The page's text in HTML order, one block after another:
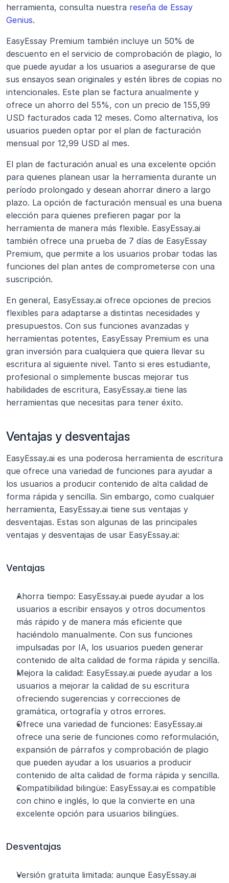
herramienta, consulta nuestra reseña de Essay
Genius.
EasyEssay Premium también incluye un 50% de
descuento en el servicio de comprobación de plagio, lo
que puede ayudar a los usuarios a asegurarse de que
sus ensayos sean originales y estén libres de copias no
intencionales. Este plan se factura anualmente y
ofrece un ahorro del 55%, con un precio de 155,99
USD facturados cada 12 meses. Como alternativa, los
usuarios pueden optar por el plan de facturación
mensual por 12,99 USD al mes.
El plan de facturación anual es una excelente opción
para quienes planean usar la herramienta durante un
período prolongado y desean ahorrar dinero a largo
plazo. La opción de facturación mensual es una buena
elección para quienes prefieren pagar por la
herramienta de manera más flexible. EasyEssay.ai
también ofrece una prueba de 7 días de EasyEssay
Premium, que permite a los usuarios probar todas las
funciones del plan antes de comprometerse con una
suscripción.
En general, EasyEssay.ai ofrece opciones de precios
flexibles para adaptarse a distintas necesidades y
presupuestos. Con sus funciones avanzadas y
herramientas potentes, EasyEssay Premium es una
gran inversión para cualquiera que quiera llevar su
escritura al siguiente nivel. Tanto si eres estudiante,
profesional o simplemente buscas mejorar tus
habilidades de escritura, EasyEssay.ai tiene las
herramientas que necesitas para tener éxito.
Ventajas y desventajas
EasyEssay.ai es una poderosa herramienta de escritura
que ofrece una variedad de funciones para ayudar a
los usuarios a producir contenido de alta calidad de
forma rápida y sencilla. Sin embargo, como cualquier
herramienta, EasyEssay.ai tiene sus ventajas y
desventajas. Estas son algunas de las principales
ventajas y desventajas de usar EasyEssay.ai:
Ventajas
Ahorra tiempo: EasyEssay.ai puede ayudar a los
usuarios a escribir ensayos y otros documentos
más rápido y de manera más eficiente que
haciéndolo manualmente. Con sus funciones
impulsadas por IA, los usuarios pueden generar
contenido de alta calidad de forma rápida y sencilla.
Mejora la calidad: EasyEssay.ai puede ayudar a los
usuarios a mejorar la calidad de su escritura
ofreciendo sugerencias y correcciones de
gramática, ortografía y otros errores.
Ofrece una variedad de funciones: EasyEssay.ai
ofrece una serie de funciones como reformulación,
expansión de párrafos y comprobación de plagio
que pueden ayudar a los usuarios a producir
contenido de alta calidad de forma rápida y sencilla.
Compatibilidad bilingüe: EasyEssay.ai es compatible
con chino e inglés, lo que la convierte en una
excelente opción para usuarios bilingües.
Desventajas
Versión gratuita limitada: aunque EasyEssay.ai